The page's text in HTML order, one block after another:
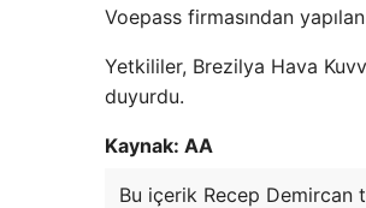
Voepass firmasından
Yetkililer, Brezilya Hava
duyurdu.
Kaynak: AA
Bu içerik Recep Demircan